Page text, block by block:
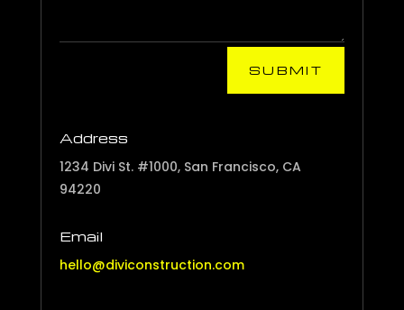
SUBMIT
Address
1234 Divi St. #1000, San Francisco, CA
94220
Email
hello@diviconstruction.com